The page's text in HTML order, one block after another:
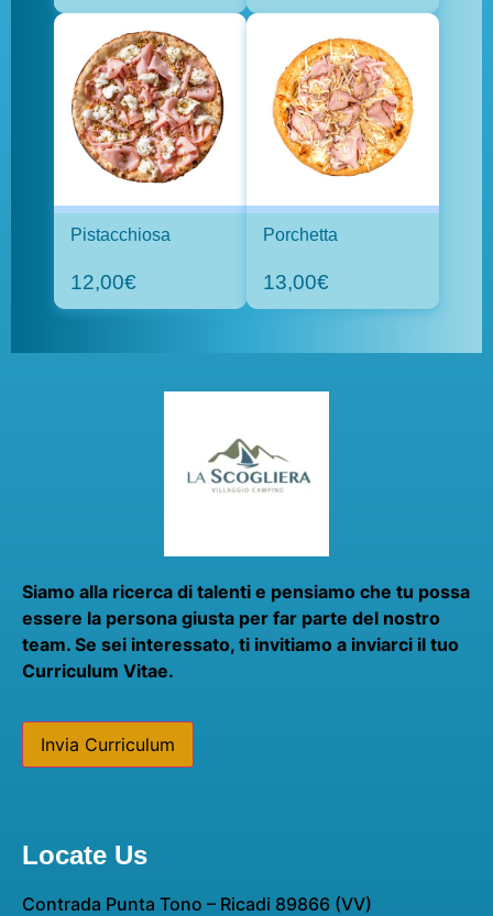
Pistacchiosa
12,00€
Porchetta
13,00€
Siamo alla ricerca di talenti e pensiamo che tu possa
essere la persona giusta per far parte del nostro
team. Se sei interessato, ti invitiamo a inviarci il tuo
Curriculum Vitae.
Invia Curriculum
Locate Us
Contrada Punta Tono – Ricadi 89866 (VV)